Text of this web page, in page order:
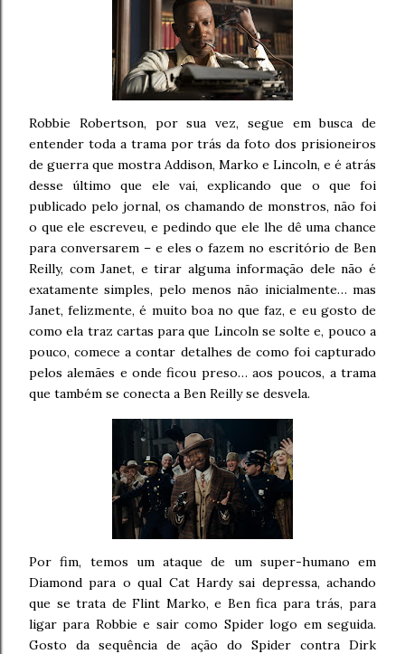
Robbie Robertson, por sua vez, segue em busca de
entender toda a trama por trás da foto dos prisioneiros
de guerra que mostra Addison, Marko e Lincoln, e é atrás
desse último que ele vai, explicando que o que foi
publicado pelo jornal, os chamando de monstros, não foi
o que ele escreveu, e pedindo que ele lhe dê uma chance
para conversarem – e eles o fazem no escritório de Ben
Reilly, com Janet, e tirar alguma informação dele não é
exatamente simples, pelo menos não inicialmente… mas
Janet, felizmente, é muito boa no que faz, e eu gosto de
como ela traz cartas para que Lincoln se solte e, pouco a
pouco, comece a contar detalhes de como foi capturado
pelos alemães e onde ficou preso… aos poucos, a trama
que também se conecta a Ben Reilly se desvela.
Por fim, temos um ataque de um super-humano em
Diamond para o qual Cat Hardy sai depressa, achando
que se trata de Flint Marko, e Ben fica para trás, para
ligar para Robbie e sair como Spider logo em seguida.
Gosto da sequência de ação do Spider contra Dirk